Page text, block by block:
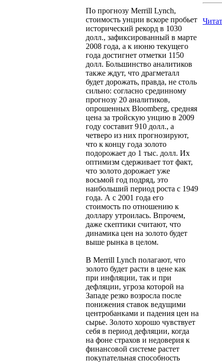
По прогнозу Merrill Lynch,
стоимость унции вскоре пробьет
исторический рекорд в 1030
долл., зафиксированный в марте
2008 года, а к июню текущего
года достигнет отметки 1150
долл. Большинство аналитиков
также ждут, что драгметалл
будет дорожать, правда, не столь
сильно: согласно срединному
прогнозу 20 аналитиков,
опрошенных Bloomberg, средняя
цена за тройскую унцию в 2009
году составит 910 долл., а
четверо из них прогнозируют,
что к концу года золото
подорожает до 1 тыс. долл. Их
оптимизм сдерживает тот факт,
что золото дорожает уже
восьмой год подряд, это
наибольший период роста с 1949
года. А с 2001 года его
стоимость по отношению к
доллару утроилась. Впрочем,
даже скептики считают, что
динамика цен на золото будет
выше рынка в целом.
В Merrill Lynch полагают, что
золото будет расти в цене как
при инфляции, так и при
дефляции, угроза которой на
Западе резко возросла после
понижения ставок ведущими
центробанками и падения цен на
сырье. Золото хорошо чувствует
себя в период дефляции, когда
на фоне страхов и недоверия к
финансовой системе растет
покупательная способность